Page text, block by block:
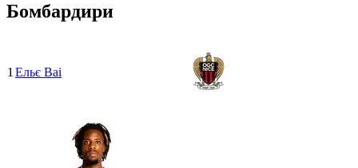
Бомбардири
1 Ельє Ваі